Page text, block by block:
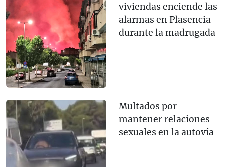
viviendas enciende las
alarmas en Plasencia
durante la madrugada
Multados por
mantener relaciones
sexuales en la autovía